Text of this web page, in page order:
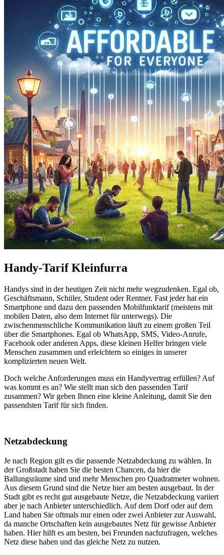
Handy-Tarif Kleinfurra
Handys sind in der heutigen Zeit nicht mehr wegzudenken. Egal ob,
Geschäftsmann, Schüler, Student oder Rentner. Fast jeder hat ein
Smartphone und dazu den passenden Mobilfunktarif (meistens mit
mobilen Daten, also dem Internet für unterwegs). Die
zwischenmenschliche Kommunikation läuft zu einem großen Teil
über die Smartphones. Egal ob WhatsApp, SMS, Video-Anrufe,
Facebook oder anderen Apps, diese kleinen Helfer bringen viele
Menschen zusammen und erleichtern so einiges in unserer
komplizierten neuen Welt.
Doch welche Anforderungen muss ein Handyvertrag erfüllen? Auf
was kommt es an? Wie stellt man sich den passenden Tarif
zusammen? Wir geben Ihnen eine kleine Anleitung, damit Sie den
passendsten Tarif für sich finden.
Netzabdeckung
Je nach Region gilt es die passende Netzabdeckung zu wählen. In
der Großstadt haben Sie die besten Chancen, da hier die
Ballungsräume sind und mehr Menschen pro Quadratmeter wohnen.
Aus diesem Grund sind die Netze hier am besten ausgebaut. In der
Stadt gibt es recht gut ausgebaute Netze, die Netzabdeckung variiert
aber je nach Anbieter unterschiedlich. Auf dem Dorf oder auf dem
Land haben Sie oftmals nur einen oder zwei Anbieter zur Auswahl,
da manche Ortschaften kein ausgebautes Netz für gewisse Anbieter
haben. Hier hilft es am besten, bei Freunden nachzufragen, welches
Netz diese haben und das gleiche Netz zu nutzen.